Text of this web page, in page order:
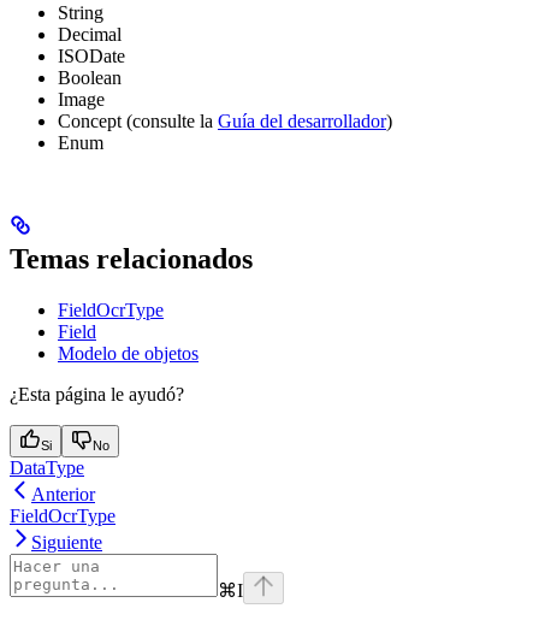
String
Decimal
ISODate
Boolean
Image
Concept (consulte la Guía del desarrollador)
Enum
Temas relacionados
FieldOcrType
Field
Modelo de objetos
¿Esta página le ayudó?
Si No
DataType
Anterior
FieldOcrType
Siguiente
⌘I